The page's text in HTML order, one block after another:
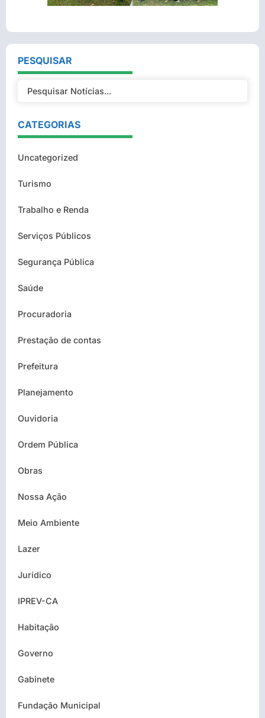
PESQUISAR
CATEGORIAS
Uncategorized
Turismo
Trabalho e Renda
Serviços Públicos
Segurança Pública
Saúde
Procuradoria
Prestação de contas
Prefeitura
Planejamento
Ouvidoria
Ordem Pública
Obras
Nossa Ação
Meio Ambiente
Lazer
Jurídico
IPREV-CA
Habitação
Governo
Gabinete
Fundação Municipal